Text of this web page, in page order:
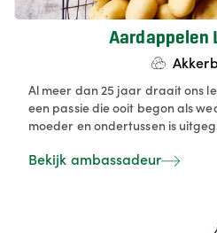
Aardappelen
Al meer dan 25 jaar draait ons
een passie die ooit begon als
moeder en ondertussen is
hoofdtechnicus bij de Vlaamse
Bekijk ambassadeur